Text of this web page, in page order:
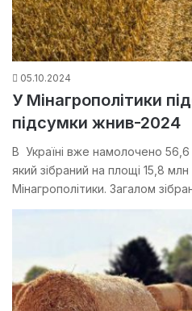
05.10.2024
У Мінагрополітики
підсумки жнив-2024
В Україні вже намолочено
який зібраний на площі 15,8 млн
Мінагрополітики. Загалом